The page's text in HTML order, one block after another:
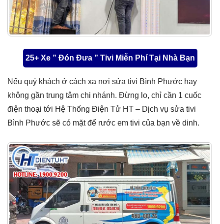
25+ Xe ” Đón Đưa ” Tivi Miễn Phí Tại Nhà Bạn
Nếu quý khách ở cách xa nơi sửa tivi Bình Phước hay
không gần trung tâm chi nhánh. Đừng lo, chỉ cần 1 cuốc
điện thoại tới Hệ Thống Điện Tử HT – Dịch vụ sửa tivi
Bình Phước sẽ có mặt để rước em tivi của bạn về dinh.